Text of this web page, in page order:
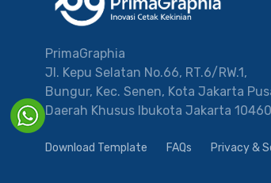
PrimaGraphia
Jl. Kepu Selatan No.66, RT.6/RW.1,
Bungur, Kec. Senen, Kota Jakarta
Daerah Khusus Ibukota Jakarta 10460
Download Template FAQs Privacy &